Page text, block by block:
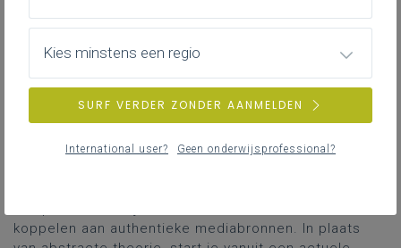
Gekoppelde leerplannen
voor jouw didactiek?
koppelen aan authentieke mediabronnen. In plaats
Kies minstens een regio
SURF VERDER ZONDER AANMELDEN
International user? Geen onderwijsprofessional?